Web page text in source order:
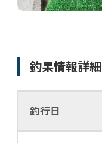
釣果情報詳細
釣行日